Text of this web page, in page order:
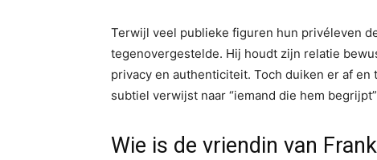
Terwijl veel publieke figuren hun privéleven
tegenovergestelde. Hij houdt zijn relatie
privacy en authenticiteit. Toch duiken er af
subtiel verwijst naar “iemand die hem
Wie is de vriendin van